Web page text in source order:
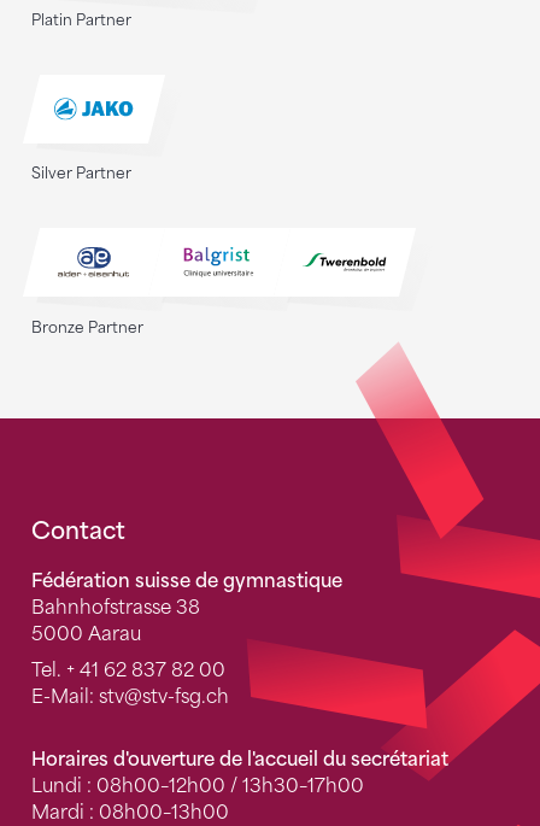
Platin Partner
Silver Partner
Bronze Partner
Fusszeile
Contact
Fédération suisse de gymnastique
Bahnhofstrasse 38
5000 Aarau
Tel. + 41 62 837 82 00
E-Mail: stv@stv-fsg.ch
Horaires d'ouverture de l'accueil du secrétariat
Lundi : 08h00–12h00 / 13h30–17h00
Mardi : 08h00–13h00